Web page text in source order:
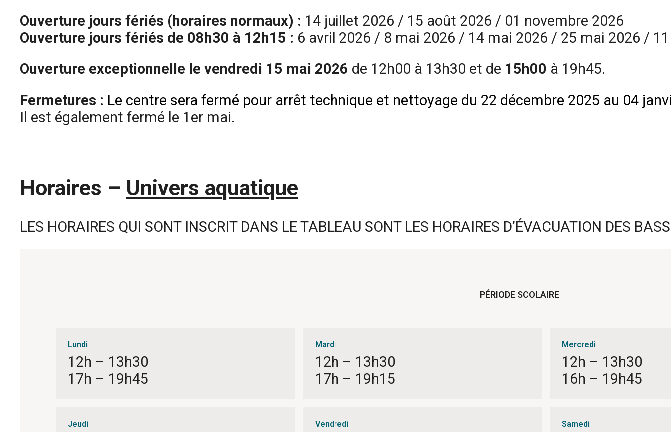
Ouverture jours fériés (horaires normaux) : 14 juillet 2026 / 15 août 2026 / 01 novembre 2026
Ouverture jours fériés de 08h30 à 12h15 : 6 avril 2026 / 8 mai 2026 / 14 mai 2026 / 25 mai 2026 /
Ouverture exceptionnelle le vendredi 15 mai 2026 de 12h00 à 13h30 et de 15h00 à 19h45.
Fermetures : Le centre sera fermé pour arrêt technique et nettoyage du 22 décembre 2025 au 04
Il est également fermé le 1er mai.
Horaires – Univers aquatique
LES HORAIRES QUI SONT INSCRIT DANS LE TABLEAU SONT LES HORAIRES D’ÉVACUATION DES
PÉRIODE SCOLAIRE
Lundi
12h – 13h30
17h – 19h45
Mardi
12h – 13h30
17h – 19h15
Mercredi
12h – 13h30
16h – 19h45
Jeudi Vendredi Samedi